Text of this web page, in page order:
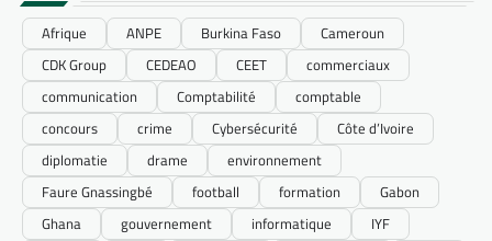
Afrique ANPE Burkina Faso
Cameroun
CDK Group
CEDEAO CEET
commerciaux
communication
Comptabilité
comptable
concours
crime Cybersécurité
Côte d’Ivoire
diplomatie
drame
environnement
Faure Gnassingbé
football formation
Gabon
Ghana
gouvernement informatique
IYF